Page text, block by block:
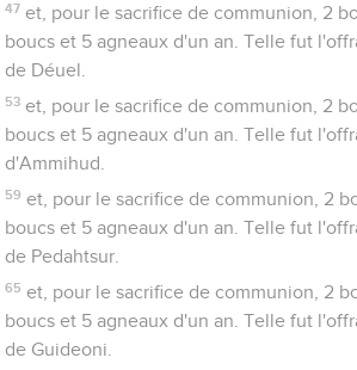
47 et, pour le sacrifice de communion, 2
boucs et 5 agneaux d'un an. Telle fut
de Déuel.
53 et, pour le sacrifice de communion, 2
boucs et 5 agneaux d'un an. Telle fut
d'Ammihud.
59 et, pour le sacrifice de communion, 2
boucs et 5 agneaux d'un an. Telle fut
de Pedahtsur.
65 et, pour le sacrifice de communion, 2
boucs et 5 agneaux d'un an. Telle fut
de Guideoni.